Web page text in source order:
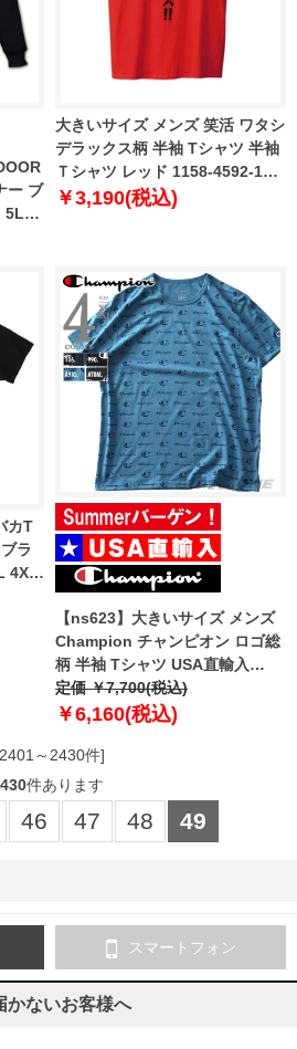
ー ブ
5L
大きいサイズ メンズ 笑活 ワタシ
デラックス柄 半袖 Tシャツ 半袖
Ｔシャツ レッド 1158-4592-1
2XL 3XL 4XL 5XL
￥3,190(税込)
カT
ラ
4XL
【ns623】大きいサイズ メンズ
Champion チャンピオン ロゴ総
柄 半袖 Tシャツ USA直輸入
t5747p
定価 ￥7,700(税込)
￥6,160(税込)
～2430件]
件あります
46 47 48 49
スマートフォン
ないお客様へ